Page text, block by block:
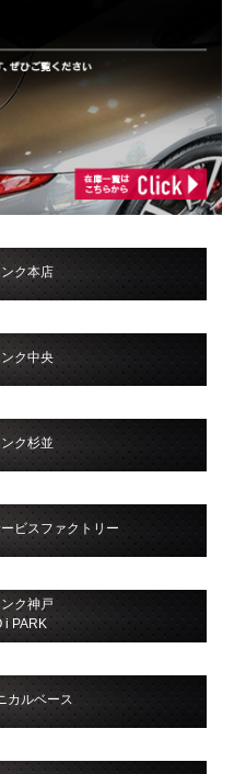
ンク本店
ンク中央
ク杉並
ビスファクトリー
ク神戸
i PARK
カルベース